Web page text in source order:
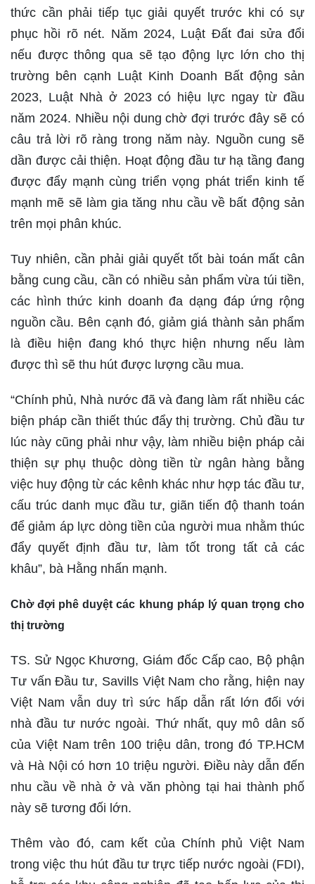
thức cần phải tiếp tục giải quyết trước khi có sự
phục hồi rõ nét. Năm 2024, Luật Đất đai sửa đổi
nếu được thông qua sẽ tạo động lực lớn cho thị
trường bên cạnh Luật Kinh Doanh Bất động sản
2023, Luật Nhà ở 2023 có hiệu lực ngay từ đầu
năm 2024. Nhiều nội dung chờ đợi trước đây sẽ có
câu trả lời rõ ràng trong năm này. Nguồn cung sẽ
dần được cải thiện. Hoạt động đầu tư hạ tầng đang
được đẩy mạnh cùng triển vọng phát triển kinh tế
mạnh mẽ sẽ làm gia tăng nhu cầu về bất động sản
trên mọi phân khúc.
Tuy nhiên, cần phải giải quyết tốt bài toán mất cân
bằng cung cầu, cần có nhiều sản phẩm vừa túi tiền,
các hình thức kinh doanh đa dạng đáp ứng rộng
nguồn cầu. Bên cạnh đó, giảm giá thành sản phẩm
là điều hiện đang khó thực hiện nhưng nếu làm
được thì sẽ thu hút được lượng cầu mua.
“Chính phủ, Nhà nước đã và đang làm rất nhiều các
biện pháp cần thiết thúc đẩy thị trường. Chủ đầu tư
lúc này cũng phải như vậy, làm nhiều biện pháp cải
thiện sự phụ thuộc dòng tiền từ ngân hàng bằng
việc huy động từ các kênh khác như hợp tác đầu tư,
cấu trúc danh mục đầu tư, giãn tiến độ thanh toán
để giảm áp lực dòng tiền của người mua nhằm thúc
đẩy quyết định đầu tư, làm tốt trong tất cả các
khâu”, bà Hằng nhấn mạnh.
Chờ đợi phê duyệt các khung pháp lý quan trọng cho
thị trường
TS. Sử Ngọc Khương, Giám đốc Cấp cao, Bộ phận
Tư vấn Đầu tư, Savills Việt Nam cho rằng, hiện nay
Việt Nam vẫn duy trì sức hấp dẫn rất lớn đối với
nhà đầu tư nước ngoài. Thứ nhất, quy mô dân số
của Việt Nam trên 100 triệu dân, trong đó TP.HCM
và Hà Nội có hơn 10 triệu người. Điều này dẫn đến
nhu cầu về nhà ở và văn phòng tại hai thành phố
này sẽ tương đối lớn.
Thêm vào đó, cam kết của Chính phủ Việt Nam
trong việc thu hút đầu tư trực tiếp nước ngoài (FDI),